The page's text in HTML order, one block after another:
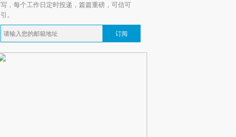
写，每个工作日定时投递，篇篇重磅，可信可
引。
订阅